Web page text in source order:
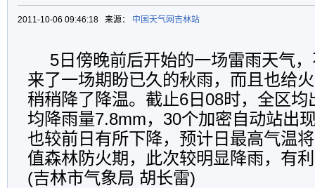
2011-10-06 09:46:18 来源： 中国天气网吉林站
5日傍晚前后开始的一场雷雨天气
来了一场期盼已久的秋雨，而且也给
稍稍降了降温。截止6日08时，全区均
均降雨量7.8mm，30个加密自动站出
也较前日有所下降，预计日最高气温
值森林防火期，此次较明显降雨，有
(吉林市气象局 胡长雷)